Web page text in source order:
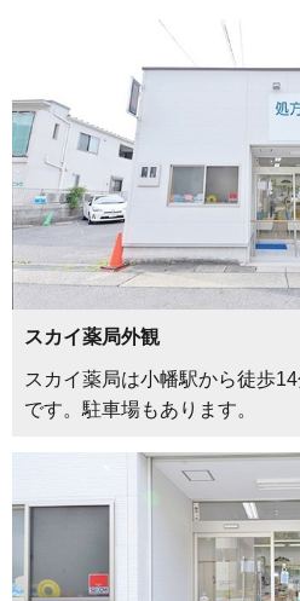
スカイ薬局外観
スカイ薬局は小幡駅から徒歩
です。駐車場もあります。